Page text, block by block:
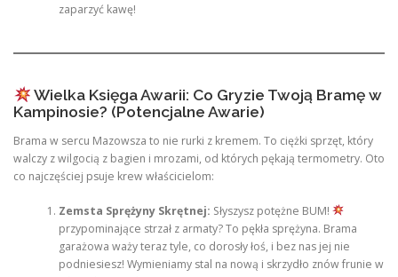
zaparzyć kawę!
Wielka Księga Awarii: Co Gryzie Twoją Bramę w
Kampinosie? (Potencjalne Awarie)
Brama w sercu Mazowsza to nie rurki z kremem. To ciężki sprzęt, który
walczy z wilgocią z bagien i mrozami, od których pękają termometry. Oto
co najczęściej psuje krew właścicielom:
Zemsta Sprężyny Skrętnej: Słyszysz potężne BUM!
przypominające strzał z armaty? To pękła sprężyna. Brama
garażowa waży teraz tyle, co dorosły łoś, i bez nas jej nie
podniesiesz! Wymieniamy stal na nową i skrzydło znów frunie w